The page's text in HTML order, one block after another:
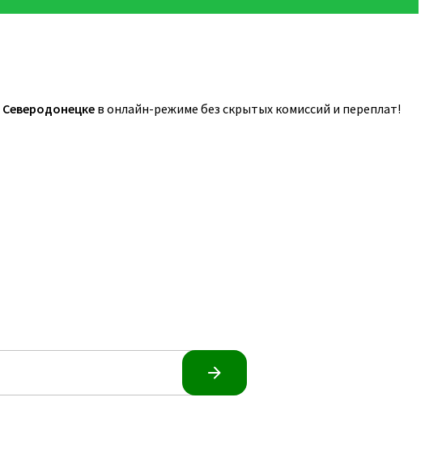
Северодонецке в онлайн-режиме без скрытых комиссий и переплат!